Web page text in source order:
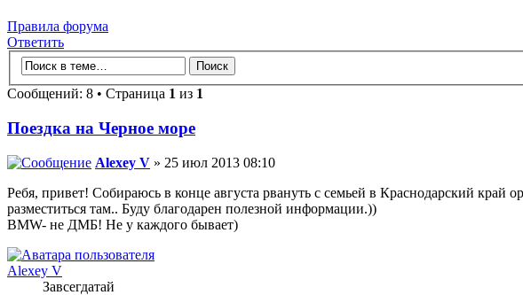
Правила форума
Ответить
Сообщений: 8 • Страница 1 из 1
Поездка на Черное море
Alexey V » 25 июл 2013 08:10
Ребя, привет! Собираюсь в конце августа рвануть с семьей в Краснодарский
разместиться там.. Буду благодарен полезной информации.))
BMW- не ДМБ! Не у каждого бывает)
Alexey V
Завсегдатай